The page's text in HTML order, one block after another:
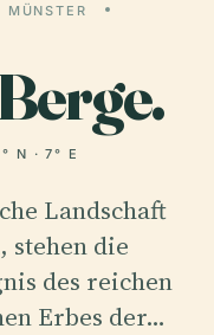
MÜNSTER
N · 7° E
Landschaft
stehen die
des reichen
Erbes der…